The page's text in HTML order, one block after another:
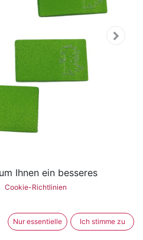
zum
15 x
Ihnen ein besseres
Cookie-Richtlinien
Nur essentielle Ich stimme zu